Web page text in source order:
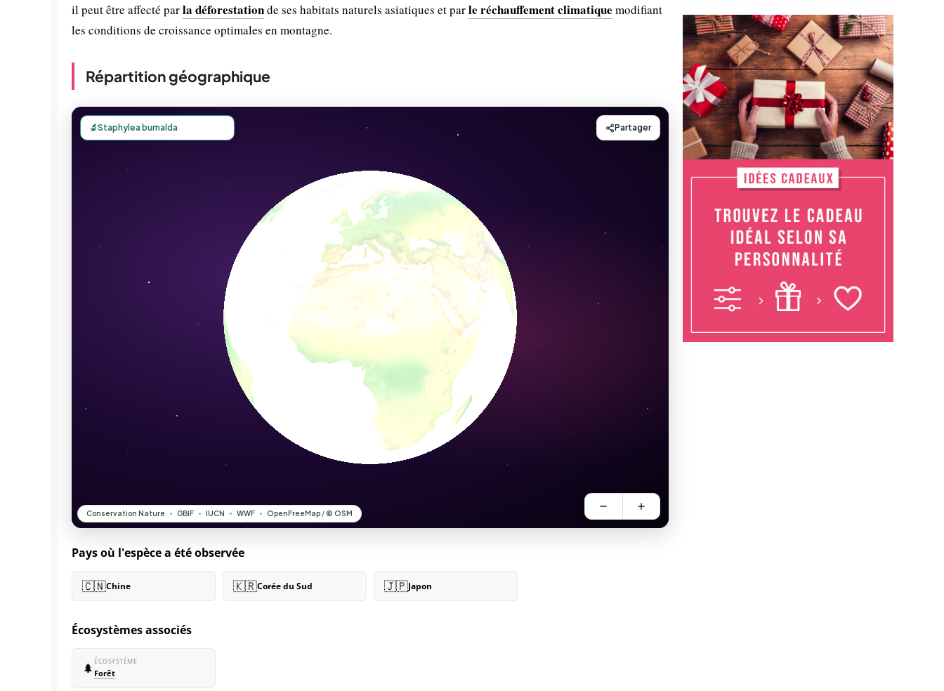
il peut être affecté parla déforestationde ses habitats naturels asiatiques et parle réchauffement climatique modifiant
les conditions de croissance optimales en montagne.
Répartition géographique
Pays où l'espèce a été observée
🇨🇳Chine 🇰🇷Corée du Sud 🇯🇵Japon
Écosystèmes associés
🌲 ÉCOSYSTÈME
Forêt